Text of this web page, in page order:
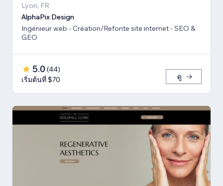
Lyon, FR
AlphaPix Design
Ingénieur web - Création/Refonte site internet - SEO &
GEO
5.0 (44)
เริ่มต้นที่ $70
ดู